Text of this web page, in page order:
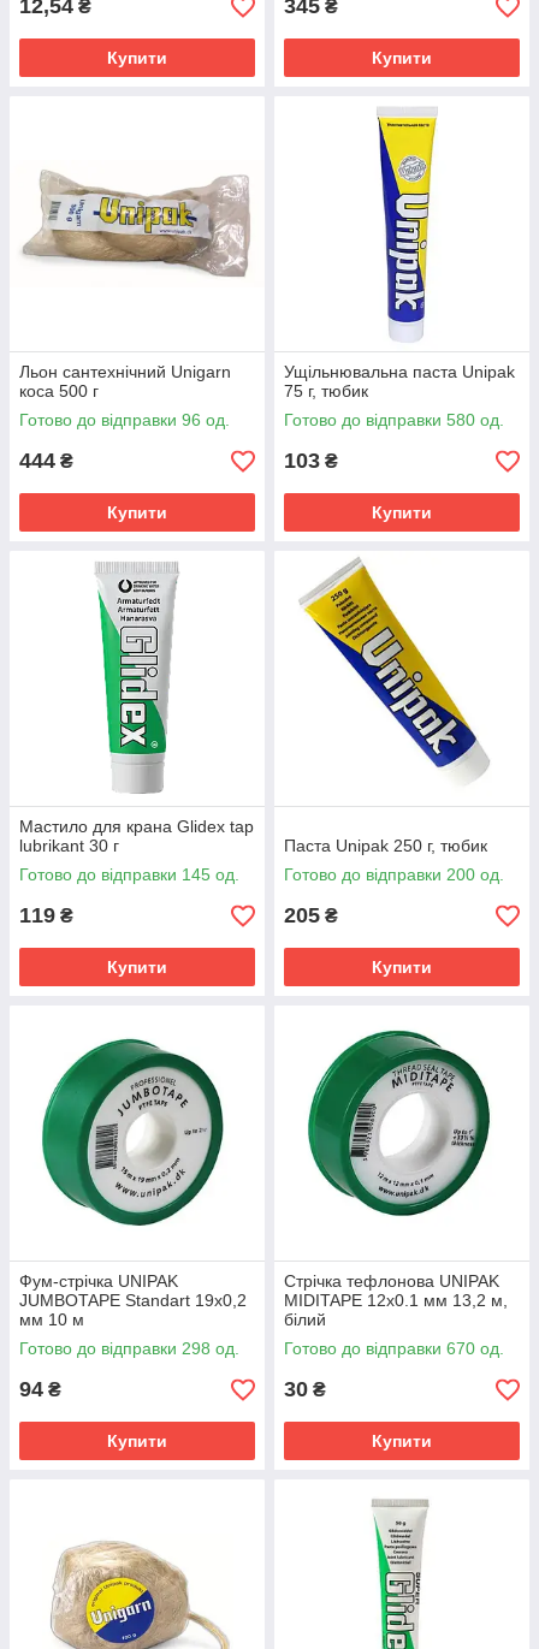
12,54 ₴
Купити
345 ₴
Купити
Льон сантехнічний Unigarn
коса 500 г
Готово до відправки 96 од.
444 ₴
Купити
Ущільнювальна паста Unipak
75 г, тюбик
Готово до відправки 580 од.
103 ₴
Купити
Мастило для крана Glidex tap
lubrikant 30 г
Готово до відправки 145 од.
119 ₴
Купити
Паста Unipak 250 г, тюбик
Готово до відправки 200 од.
205 ₴
Купити
Фум-стрічка UNIPAK
JUMBOTAPE Standart 19x0,2
мм 10 м
Готово до відправки 298 од.
94 ₴
Купити
Стрічка тефлонова UNIPAK
MIDITAPE 12x0.1 мм 13,2 м,
білий
Готово до відправки 670 од.
30 ₴
Купити